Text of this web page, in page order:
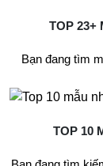
TOP 23+
Bạn đang tìm
TOP 10